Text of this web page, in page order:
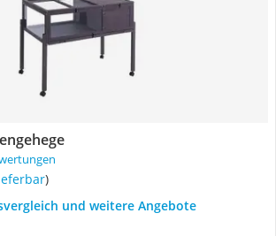
)
und weitere Angebote